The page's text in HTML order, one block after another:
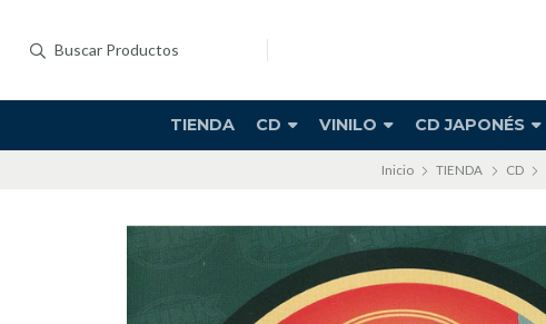
TIENDA CD VINILO CD JAPONÉS
Inicio TIENDA CD